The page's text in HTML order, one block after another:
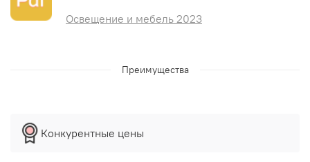
Освещение и мебель 2023
Преимущества
Конкурентные цены